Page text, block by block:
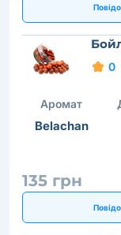
0
Аромат
Belachan
135 грн